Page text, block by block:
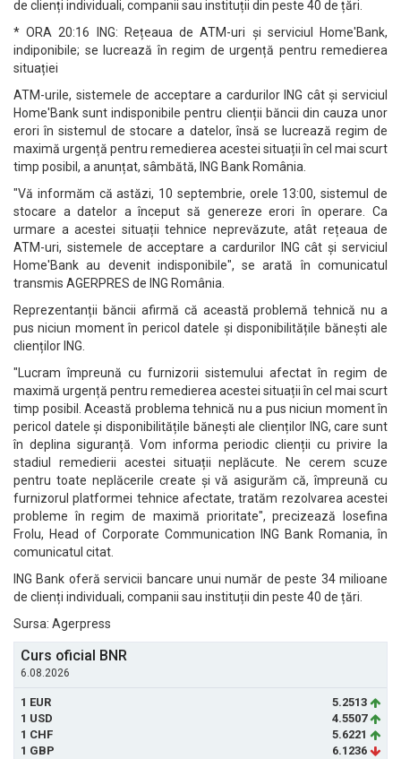
de clienți individuali, companii sau instituții din peste 40 de țări.
* ORA 20:16 ING: Rețeaua de ATM-uri și serviciul Home'Bank,
indiponibile; se lucrează în regim de urgență pentru remedierea
situației
ATM-urile, sistemele de acceptare a cardurilor ING cât și serviciul
Home'Bank sunt indisponibile pentru clienții băncii din cauza unor
erori în sistemul de stocare a datelor, însă se lucrează regim de
maximă urgență pentru remedierea acestei situații în cel mai scurt
timp posibil, a anunțat, sâmbătă, ING Bank România.
"Vă informăm că astăzi, 10 septembrie, orele 13:00, sistemul de
stocare a datelor a început să genereze erori în operare. Ca
urmare a acestei situații tehnice neprevăzute, atât rețeaua de
ATM-uri, sistemele de acceptare a cardurilor ING cât și serviciul
Home'Bank au devenit indisponibile", se arată în comunicatul
transmis AGERPRES de ING România.
Reprezentanții băncii afirmă că această problemă tehnică nu a
pus niciun moment în pericol datele și disponibilitățile bănești ale
clienților ING.
"Lucram împreună cu furnizorii sistemului afectat în regim de
maximă urgență pentru remedierea acestei situații în cel mai scurt
timp posibil. Această problema tehnică nu a pus niciun moment în
pericol datele și disponibilitățile bănești ale clienților ING, care sunt
în deplina siguranță. Vom informa periodic clienții cu privire la
stadiul remedierii acestei situații neplăcute. Ne cerem scuze
pentru toate neplăcerile create și vă asigurăm că, împreună cu
furnizorul platformei tehnice afectate, tratăm rezolvarea acestei
probleme în regim de maximă prioritate", precizează Iosefina
Frolu, Head of Corporate Communication ING Bank Romania, în
comunicatul citat.
ING Bank oferă servicii bancare unui număr de peste 34 milioane
de clienți individuali, companii sau instituții din peste 40 de țări.
Sursa: Agerpress
Curs oficial BNR
6.08.2026
1 EUR
5.2513
1 USD
4.5507
1 CHF
5.6221
1 GBP
6.1236